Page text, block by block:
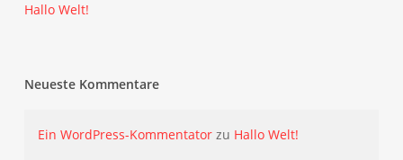
Hallo Welt!
Neueste Kommentare
Ein WordPress-Kommentatorzu Hallo Welt!